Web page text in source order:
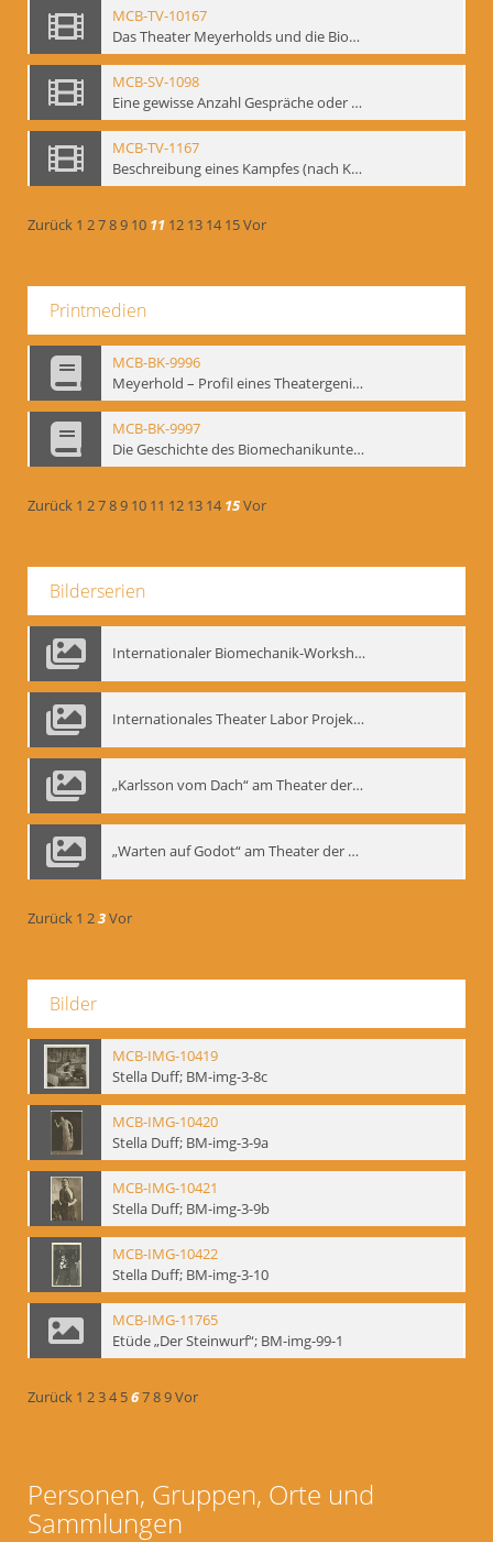
MCB-TV-10167
Das Theater Meyerholds und die Biomechanik. Ein Film des Mime Centrums in Zusammenarbeit mit Gennadij Bogdanow. - Interne Signatur: BM-vid-104
MCB-SV-1098
Eine gewisse Anzahl Gespräche oder das völlig umgearbeitete Stundenbuch, Berlin 1995.
MCB-TV-1167
Beschreibung eines Kampfes (nach Kafka)
Zurück 1 2789 10 11 12 13 14 15Vor
Printmedien
MCB-BK-9996
Meyerhold – Profil eines Theatergenies. Vortrag. Arbeitsdemonstration - interne Signatur: BM-prt-203
MCB-BK-9997
Die Geschichte des Biomechanikunterrichts im Theater der Satire - interne Signatur: BM-prt-204
Zurück 1 2789 10 11 12 13 14 15Vor
Bilderserien
Internationaler Biomechanik-Workshop, Moskau 1993
Internationales Theater Labor Projekt: Play Don Juan
„Karlsson vom Dach“ am Theater der Satire, Moskau 1985
„Warten auf Godot“ am Theater der Saire, Moskau 1980er
Zurück 1 23Vor
Bilder
MCB-IMG-10419
Stella Duff; BM-img-3-8c
MCB-IMG-10420
Stella Duff; BM-img-3-9a
MCB-IMG-10421
Stella Duff; BM-img-3-9b
MCB-IMG-10422
Stella Duff; BM-img-3-10
MCB-IMG-11765
Etüde „Der Steinwurf“; BM-img-99-1
Zurück 1 234 56789Vor
Personen, Gruppen, Orte und
Sammlungen